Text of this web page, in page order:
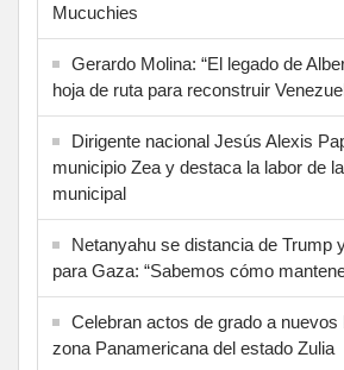
Mucuchies
Gerardo Molina: “El legado de
hoja de ruta para reconstruir
Dirigente nacional Jesús Alexis
municipio Zea y destaca la labor de
municipal
Netanyahu se distancia de Trump
para Gaza: “Sabemos cómo
Celebran actos de grado a nuevos
zona Panamericana del estado Zulia